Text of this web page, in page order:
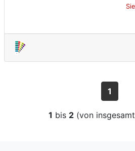
1
1 bis 2 (von insgesamt